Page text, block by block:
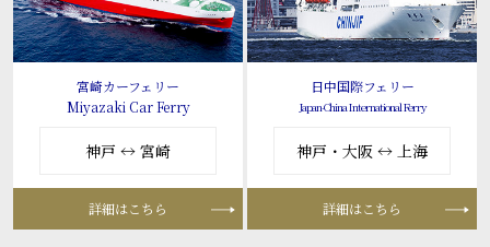
宮崎カーフェリー
Miyazaki Car Ferry
神戸 ↔ 宮崎
詳細はこちら
日中国際フェリー
Japan-China International Ferry
神戸・大阪 ↔ 上海
詳細はこちら